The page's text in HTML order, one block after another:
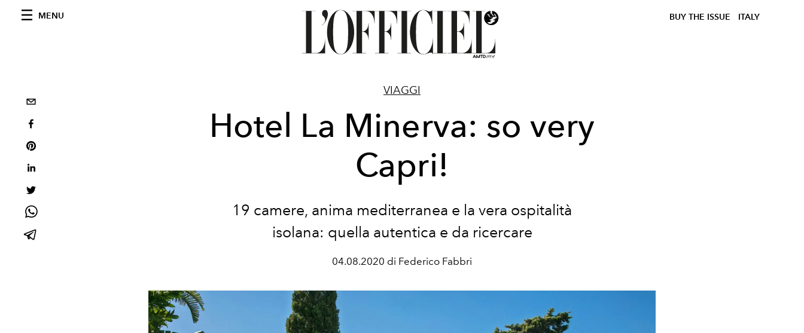
MENU BUY THE ISSUE ITALY
VIAGGI
Hotel La Minerva: so very
Capri!
19 camere, anima mediterranea e la vera ospitalità
isolana: quella autentica e da ricercare
04.08.2020 di Federico Fabbri